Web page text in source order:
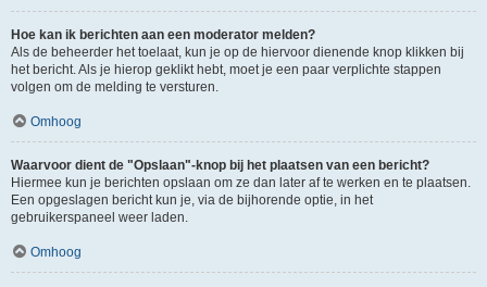
Hoe kan ik berichten aan een moderator melden?
Als de beheerder het toelaat, kun je op de hiervoor dienende knop klikken bij
het bericht. Als je hierop geklikt hebt, moet je een paar verplichte stappen
volgen om de melding te versturen.
Omhoog
Waarvoor dient de "Opslaan"-knop bij het plaatsen van een bericht?
Hiermee kun je berichten opslaan om ze dan later af te werken en te plaatsen.
Een opgeslagen bericht kun je, via de bijhorende optie, in het
gebruikerspaneel weer laden.
Omhoog